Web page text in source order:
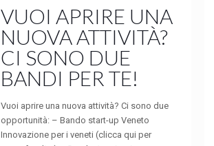
VUOI APRIRE UNA
NUOVA ATTIVITÀ?
CI SONO DUE
BANDI PER TE!
Vuoi aprire una nuova attività? Ci sono due
opportunità: – Bando start-up Veneto
Innovazione per i veneti (clicca qui per